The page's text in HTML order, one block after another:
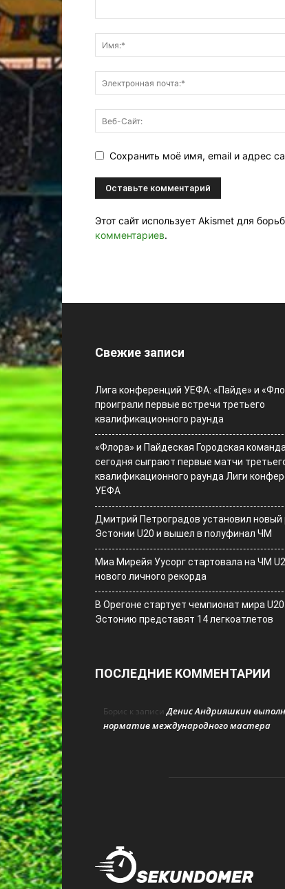
Сохранить моё имя, email и адрес
Этот сайт использует Akismet для
комментариев.
Свежие записи
Лига конференций УЕФА: «Пайде» и
проиграли первые встречи третьего
квалификационного раунда
«Флора» и Пайдеская Городская команда
сегодня сыграют первые матчи
квалификационного раунда Лиги
УЕФА
Дмитрий Петроградов установил новый
Эстонии U20 и вышел в полуфинал ЧМ
Миа Мирейя Уусорг стартовала на ЧМ
нового личного рекорда
В Орегоне стартует чемпионат мира U20:
Эстонию представят 14 легкоатлетов
ПОСЛЕДНИЕ КОММЕНТАРИИ
Борис к записиДенис Андрияшкин
норматив международного мастера